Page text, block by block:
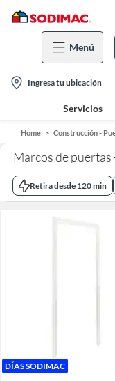
Menú
location-
icon
Ingresa tu ubicación
Servicios
Home Construcción -
Marcos de
Retira desde 120 min
DÍAS SODIMAC